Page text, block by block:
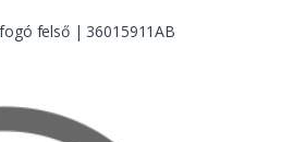
felső | 36015911AB